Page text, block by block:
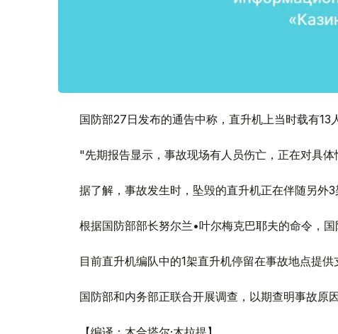
国防部27日发布的通告中称，直升机上当时载有13人
"先期报告显示，事故现场有人员伤亡，正在对具体
据了解，事故发生时，坠毁的直升机正在伴随另外
根据国防部部长努尔兰•叶尔梅克巴耶夫的命令，
目前直升机编队中的1架直升机停留在事故地点提供
国防部和内务部正联合开展调查，以期查明事故原因